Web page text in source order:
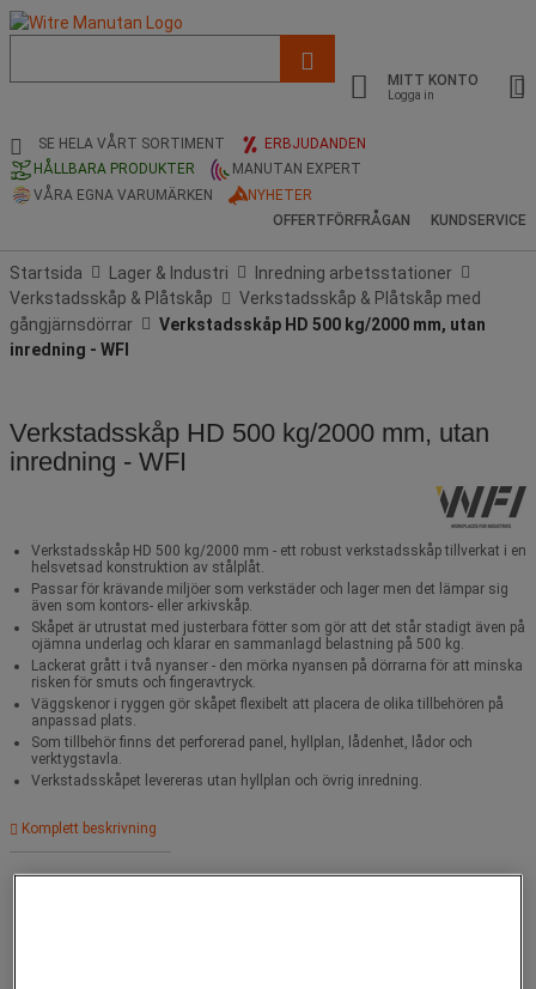
och
sökhistorik
MITT KONTO
Logga in
SE HELA VÅRT SORTIMENT
ERBJUDANDEN
HÅLLBARA PRODUKTER
MANUTAN EXPERT
VÅRA EGNA VARUMÄRKEN
NYHETER
OFFERTFÖRFRÅGAN
KUNDSERVICE
Startsida Lager & Industri
Inredning arbetsstationer
Verkstadsskåp & Plåtskåp
Verkstadsskåp & Plåtskåp med
gångjärnsdörrar
Verkstadsskåp HD 500 kg/2000 mm, utan
inredning - WFI
Verkstadsskåp HD 500 kg/2000 mm, utan
inredning - WFI
Verkstadsskåp HD 500 kg/2000 mm - ett robust verkstadsskåp tillverkat i en
helsvetsad konstruktion av stålplåt.
Passar för krävande miljöer som verkstäder och lager men det lämpar sig
även som kontors- eller arkivskåp.
Skåpet är utrustat med justerbara fötter som gör att det står stadigt även på
ojämna underlag och klarar en sammanlagd belastning på 500 kg.
Lackerat grått i två nyanser - den mörka nyansen på dörrarna för att minska
risken för smuts och fingeravtryck.
Väggskenor i ryggen gör skåpet flexibelt att placera de olika tillbehören på
anpassad plats.
Som tillbehör finns det perforerad panel, hyllplan, lådenhet, lådor och
verktygstavla.
Verkstadsskåpet levereras utan hyllplan och övrig inredning.
Komplett beskrivning
Maximal last (kg) :